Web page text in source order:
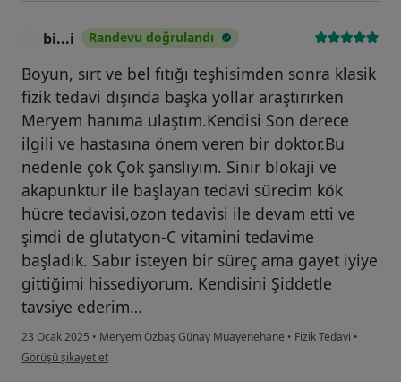
bi...i Randevu doğrulandı
Boyun, sırt ve bel fıtığı teşhisimden sonra klasik
fizik tedavi dışında başka yollar araştırırken
Meryem hanıma ulaştım.Kendisi Son derece
ilgili ve hastasına önem veren bir doktor.Bu
nedenle çok Çok şanslıyım. Sinir blokaji ve
akapunktur ile başlayan tedavi sürecim kök
hücre tedavisi,ozon tedavisi ile devam etti ve
şimdi de glutatyon-C vitamini tedavime
başladık. Sabır isteyen bir süreç ama gayet iyiye
gittiğimi hissediyorum. Kendisini Şiddetle
tavsiye ederim…
23 Ocak 2025 • Meryem Özbaş Günay Muayenehane • Fizik Tedavi •
kullanıcının görüşüne göre bi...i
Görüşü şikayet et